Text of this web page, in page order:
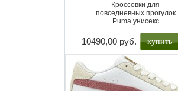
Кроссовки для
повседневных прогулок
Puma унисекс
10490,00 руб. купить